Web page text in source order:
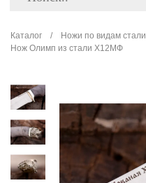
Каталог / Ножи по видам стали
Нож Олимп из стали Х12МФ